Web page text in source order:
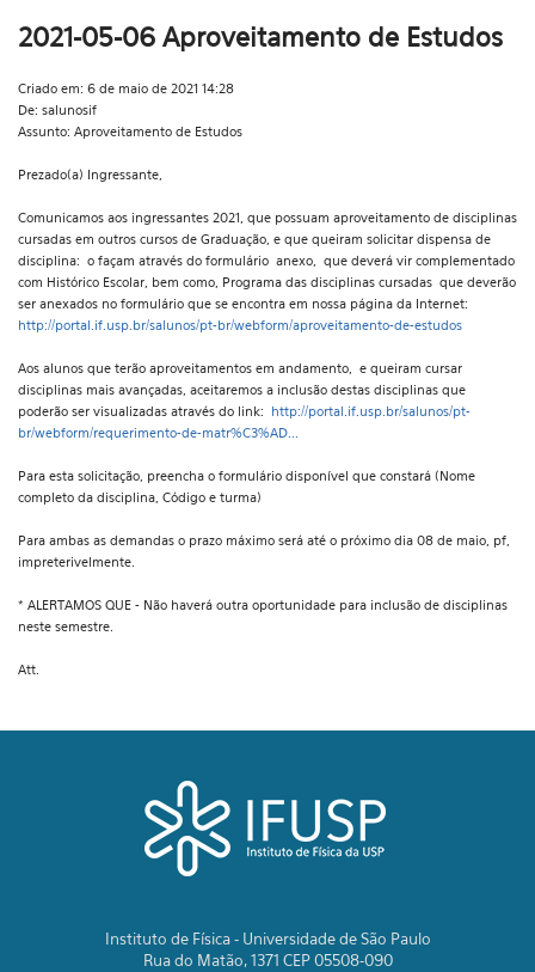
2021-05-06 Aproveitamento de Estudos
Criado em: 6 de maio de 2021 14:28
De: salunosif
Assunto: Aproveitamento de Estudos
Prezado(a) Ingressante,
Comunicamos aos ingressantes 2021, que possuam aproveitamento de disciplinas
cursadas em outros cursos de Graduação, e que queiram solicitar dispensa de
disciplina: o façam através do formulário anexo, que deverá vir complementado
com Histórico Escolar, bem como, Programa das disciplinas cursadas que deverão
ser anexados no formulário que se encontra em nossa página da Internet:
http://portal.if.usp.br/salunos/pt-br/webform/aproveitamento-de-estudos
Aos alunos que terão aproveitamentos em andamento, e queiram cursar
disciplinas mais avançadas, aceitaremos a inclusão destas disciplinas que
poderão ser visualizadas através do link: http://portal.if.usp.br/salunos/pt-
br/webform/requerimento-de-matr%C3%AD...
Para esta solicitação, preencha o formulário disponível que constará (Nome
completo da disciplina, Código e turma)
Para ambas as demandas o prazo máximo será até o próximo dia 08 de maio, pf,
impreterivelmente.
* ALERTAMOS QUE - Não haverá outra oportunidade para inclusão de disciplinas
neste semestre.
Att.
Instituto de Física - Universidade de São Paulo
Rua do Matão, 1371 CEP 05508-090